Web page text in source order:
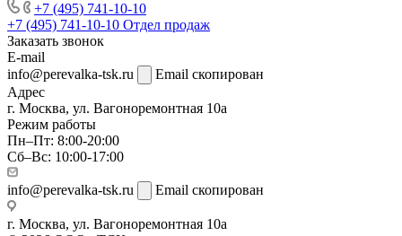
+7 (495) 741-10-10
+7 (495) 741-10-10 Отдел продаж
Заказать звонок
E-mail
info@perevalka-tsk.ru
Email скопирован
Адрес
г. Москва, ул. Вагоноремонтная 10а
Режим работы
Пн–Пт: 8:00-20:00
Сб–Вс: 10:00-17:00
info@perevalka-tsk.ru Email скопирован
г. Москва, ул. Вагоноремонтная 10а